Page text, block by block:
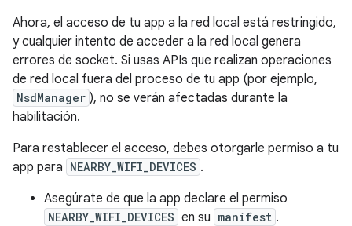
Ahora, el acceso de tu app a la red local está restringido,
y cualquier intento de acceder a la red local genera
errores de socket. Si usas APIs que realizan operaciones
de red local fuera del proceso de tu app (por ejemplo,
NsdManager ), no se verán afectadas durante la
habilitación.
Para restablecer el acceso, debes otorgarle permiso a tu
app para NEARBY_WIFI_DEVICES .
Asegúrate de que la app declare el permiso
NEARBY_WIFI_DEVICES en su manifest .